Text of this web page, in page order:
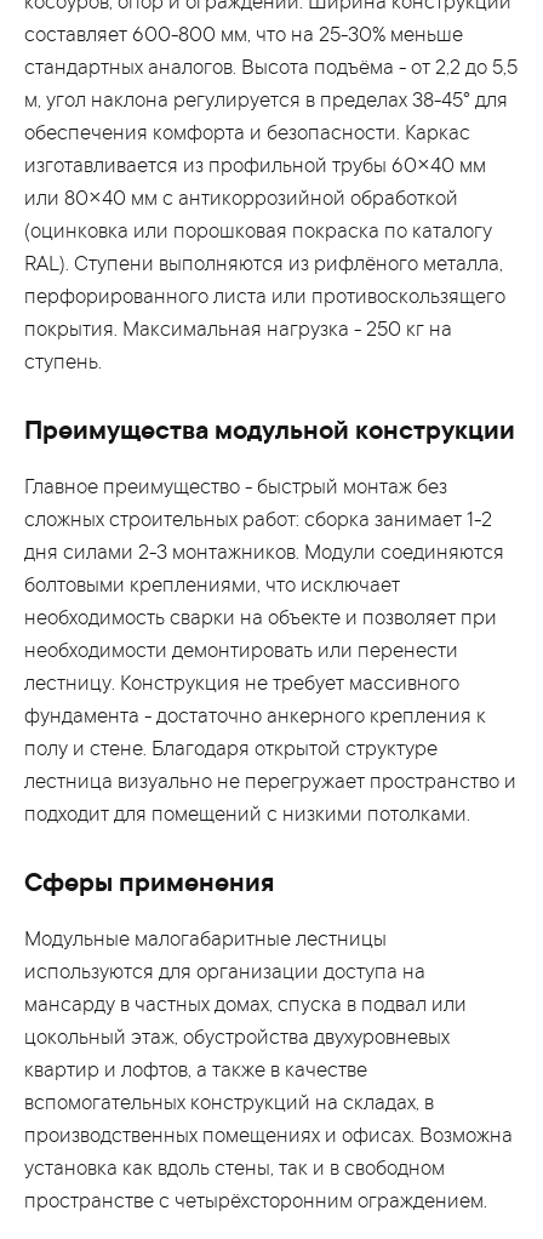
косоуров, опор и ограждений. Ширина конструкции
составляет 600-800 мм, что на 25-30% меньше
стандартных аналогов. Высота подъёма - от 2,2 до 5,5
м, угол наклона регулируется в пределах 38-45° для
обеспечения комфорта и безопасности. Каркас
изготавливается из профильной трубы 60×40 мм
или 80×40 мм с антикоррозийной обработкой
(оцинковка или порошковая покраска по каталогу
RAL). Ступени выполняются из рифлёного металла,
перфорированного листа или противоскользящего
покрытия. Максимальная нагрузка - 250 кг на
ступень.
Преимущества модульной конструкции
Главное преимущество - быстрый монтаж без
сложных строительных работ: сборка занимает 1-2
дня силами 2-3 монтажников. Модули соединяются
болтовыми креплениями, что исключает
необходимость сварки на объекте и позволяет при
необходимости демонтировать или перенести
лестницу. Конструкция не требует массивного
фундамента - достаточно анкерного крепления к
полу и стене. Благодаря открытой структуре
лестница визуально не перегружает пространство и
подходит для помещений с низкими потолками.
Сферы применения
Модульные малогабаритные лестницы
используются для организации доступа на
мансарду в частных домах, спуска в подвал или
цокольный этаж, обустройства двухуровневых
квартир и лофтов, а также в качестве
вспомогательных конструкций на складах, в
производственных помещениях и офисах. Возможна
установка как вдоль стены, так и в свободном
пространстве с четырёхсторонним ограждением.